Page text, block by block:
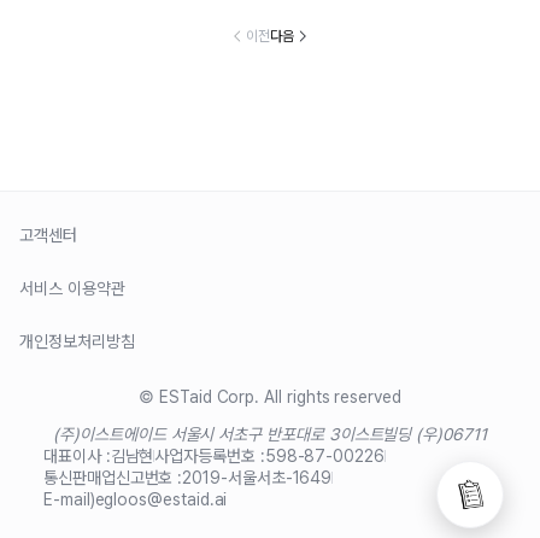
이전다음
고객센터
서비스 이용약관
개인정보처리방침
© ESTaid Corp. All rights reserved
(주)이스트에이드 서울시 서초구 반포대로 3이스트빌딩 (우)06711
대표이사 :김남현사업자등록번호 :598-87-00226
통신판매업신고번호 :2019-서울서초-1649
E-mail)egloos@estaid.ai